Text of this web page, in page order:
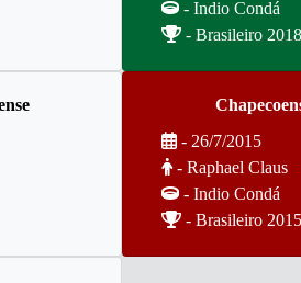
- Indio Condá
- Brasileiro 2018
- 26/7/2015
- Raphael Claus
- Indio Condá
- Brasileiro 2015